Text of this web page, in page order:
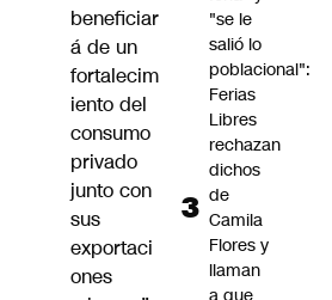
beneficiar
á de un
fortalecim
iento del
consumo
privado
junto con
sus
exportaci
ones
"se le
salió lo
poblacional":
Ferias
Libres
rechazan
dichos
de
Camila
Flores y
llaman